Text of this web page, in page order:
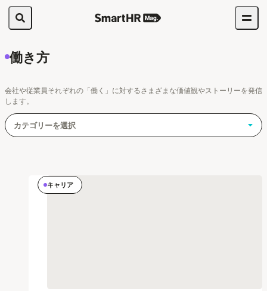
働き方
会社や従業員それぞれの「働く」に対するさまざまな価値観やストーリーを発信
します。
カテゴリーを選択
キャリア